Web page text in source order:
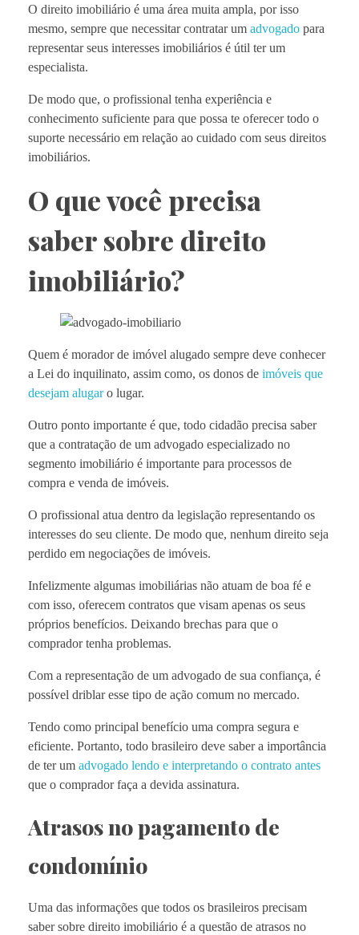
O direito imobiliário é uma área muita ampla, por isso
mesmo, sempre que necessitar contratar um advogado para
representar seus interesses imobiliários é útil ter um
especialista.
De modo que, o profissional tenha experiência e
conhecimento suficiente para que possa te oferecer todo o
suporte necessário em relação ao cuidado com seus direitos
imobiliários.
O que você precisa
saber sobre direito
imobiliário?
Quem é morador de imóvel alugado sempre deve conhecer
a Lei do inquilinato, assim como, os donos de imóveis que
desejam alugaro lugar.
Outro ponto importante é que, todo cidadão precisa saber
que a contratação de um advogado especializado no
segmento imobiliário é importante para processos de
compra e venda de imóveis.
O profissional atua dentro da legislação representando os
interesses do seu cliente. De modo que, nenhum direito seja
perdido em negociações de imóveis.
Infelizmente algumas imobiliárias não atuam de boa fé e
com isso, oferecem contratos que visam apenas os seus
próprios benefícios. Deixando brechas para que o
comprador tenha problemas.
Com a representação de um advogado de sua confiança, é
possível driblar esse tipo de ação comum no mercado.
Tendo como principal benefício uma compra segura e
eficiente. Portanto, todo brasileiro deve saber a importância
de ter um advogado lendo e interpretando o contrato antes
que o comprador faça a devida assinatura.
Atrasos no pagamento de
condomínio
Uma das informações que todos os brasileiros precisam
saber sobre direito imobiliário é a questão de atrasos no